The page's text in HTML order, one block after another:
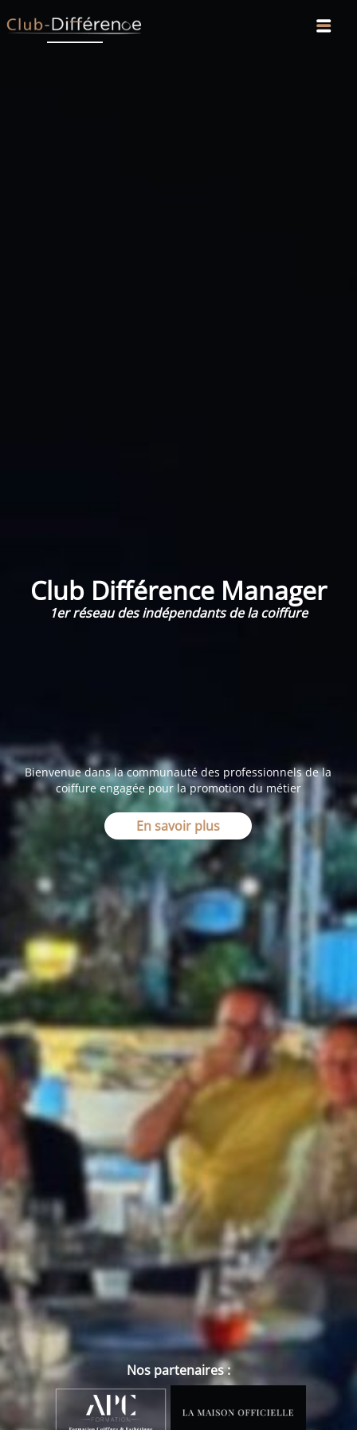
Club Différence Manager
1er réseau des indépendants de la coiffure
Bienvenue dans la communauté des professionnels de la
coiffure engagée pour la promotion du métier
En savoir plus
Nos partenaires :